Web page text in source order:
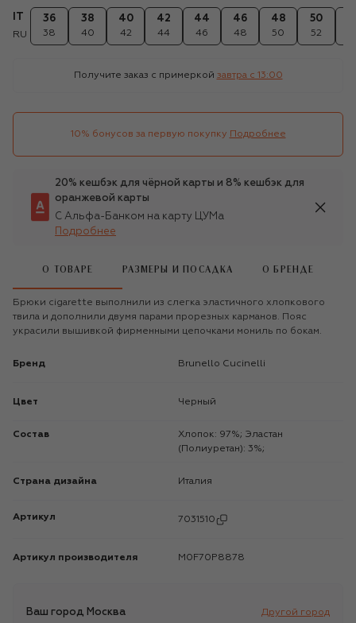
RU
36
38
38
40
40
42
42
44
44
46
46
48
48
50
50
52
Получите заказ с примеркой завтра c 13:00
10% бонусов за первую покупку Подробнее
20% кешбэк для чёрной карты и 8% кешбэк для
оранжевой карты
С Альфа-Банком на карту ЦУМа
Подробнее
О ТОВАРЕ РАЗМЕРЫ И ПОСАДКА О БРЕНДЕ
Брюки cigarette выполнили из слегка эластичного хлопкового
твила и дополнили двумя парами прорезных карманов. Пояс
украсили вышивкой фирменными цепочками мониль по бокам.
Бренд Brunello Cucinelli
Цвет Черный
Состав
Хлопок: 97%; Эластан
(Полиуретан): 3%;
Страна дизайна Италия
Артикул 7031510
Артикул производителя M0F70P8878
Ваш город Москва Другой город